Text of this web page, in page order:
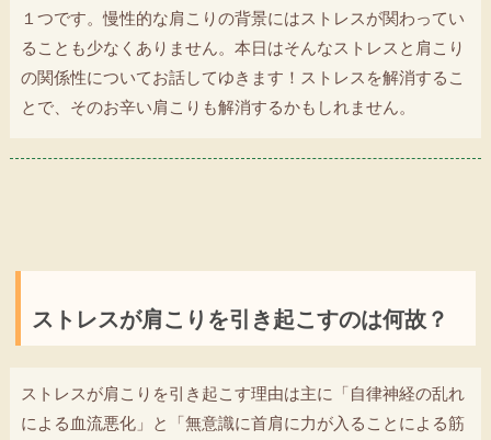
１つです。慢性的な肩こりの背景にはストレスが関わってい
ることも少なくありません。本日はそんなストレスと肩こり
の関係性についてお話してゆきます！ストレスを解消するこ
とで、そのお辛い肩こりも解消するかもしれません。
ストレスが肩こりを引き起こすのは何故？
ストレスが肩こりを引き起こす理由は主に「自律神経の乱れ
による血流悪化」と「無意識に首肩に力が入ることによる筋